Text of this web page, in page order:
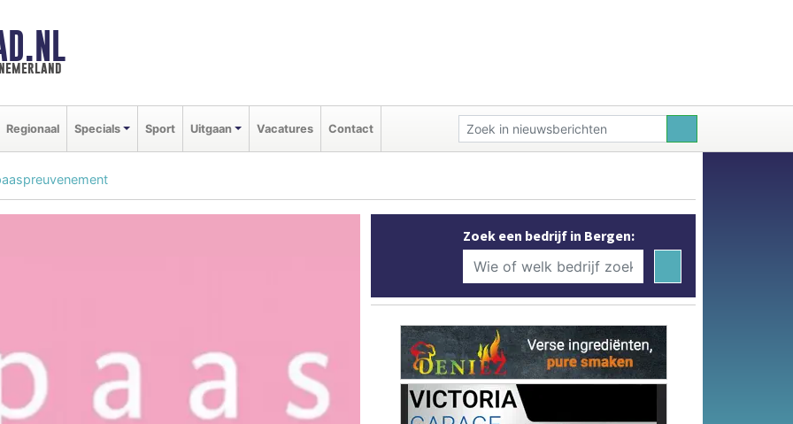
Regionaal Specials Sport Uitgaan Vacatures Contact
Zoek een bedrijf in Bergen: